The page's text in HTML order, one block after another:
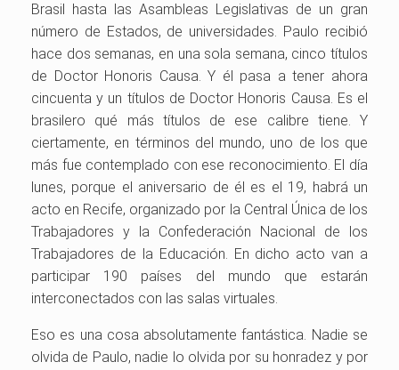
Brasil hasta las Asambleas Legislativas de un gran
número de Estados, de universidades. Paulo recibió
hace dos semanas, en una sola semana, cinco títulos
de Doctor Honoris Causa. Y él pasa a tener ahora
cincuenta y un títulos de Doctor Honoris Causa. Es el
brasilero qué más títulos de ese calibre tiene. Y
ciertamente, en términos del mundo, uno de los que
más fue contemplado con ese reconocimiento. El día
lunes, porque el aniversario de él es el 19, habrá un
acto en Recife, organizado por la Central Única de los
Trabajadores y la Confederación Nacional de los
Trabajadores de la Educación. En dicho acto van a
participar 190 países del mundo que estarán
interconectados con las salas virtuales.
Eso es una cosa absolutamente fantástica. Nadie se
olvida de Paulo, nadie lo olvida por su honradez y por